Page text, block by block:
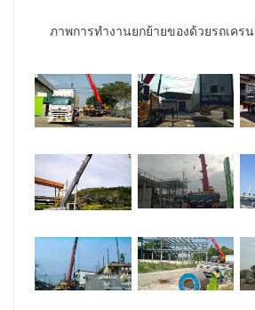
ภาพการทำงานยกย้ายของด้วยรถเคร